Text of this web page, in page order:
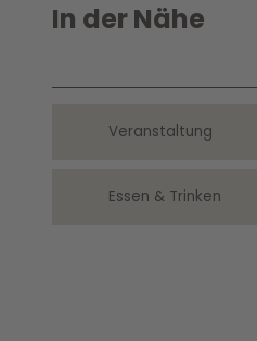
In der Nähe
Veranstaltung
Essen & Trinken